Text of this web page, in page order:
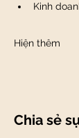
Kinh
Hiện thêm
Chia sẻ